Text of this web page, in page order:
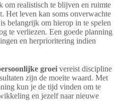
om realistisch te blijven en ruimte
Het leven kan soms onverwachte
belangrijk om hierop in te spelen
te verliezen. Een goede planning
en herprioritering indien
groei vereist discipline
zijn de moeite waard. Met
kun je de tijd vinden om te
en jezelf naar nieuwe